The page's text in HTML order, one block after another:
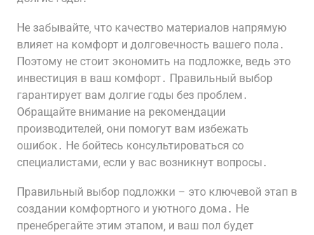
Не забывайте‚ что качество материалов напрямую
влияет на комфорт и долговечность вашего пола․
Поэтому не стоит экономить на подложке‚ ведь это
инвестиция в ваш комфорт․ Правильный выбор
гарантирует вам долгие годы без проблем․
Обращайте внимание на рекомендации
производителей‚ они помогут вам избежать
ошибок․ Не бойтесь консультироваться со
специалистами‚ если у вас возникнут вопросы․
Правильный выбор подложки – это ключевой этап в
создании комфортного и уютного дома․ Не
пренебрегайте этим этапом‚ и ваш пол будет